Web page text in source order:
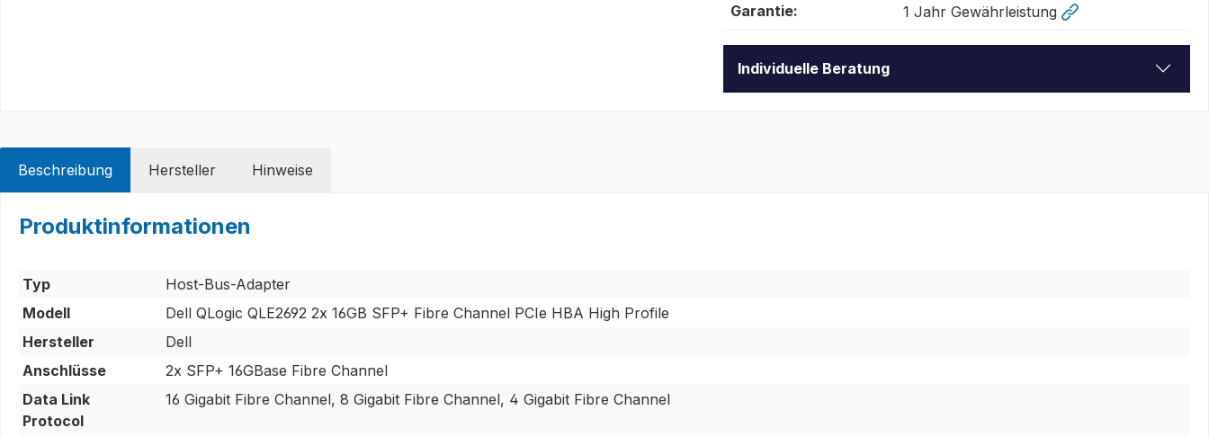
Garantie: 1 Jahr Gewährleistung
Individuelle Beratung
Beschreibung Hersteller Hinweise
Produktinformationen
Typ
Host-Bus-Adapter
Modell
Dell QLogic QLE2692 2x 16GB SFP+ Fibre Channel PCIe HBA High Profile
Hersteller
Dell
Anschlüsse
2x SFP+ 16GBase Fibre Channel
Data Link
Protocol
16 Gigabit Fibre Channel, 8 Gigabit Fibre Channel, 4 Gigabit Fibre Channel